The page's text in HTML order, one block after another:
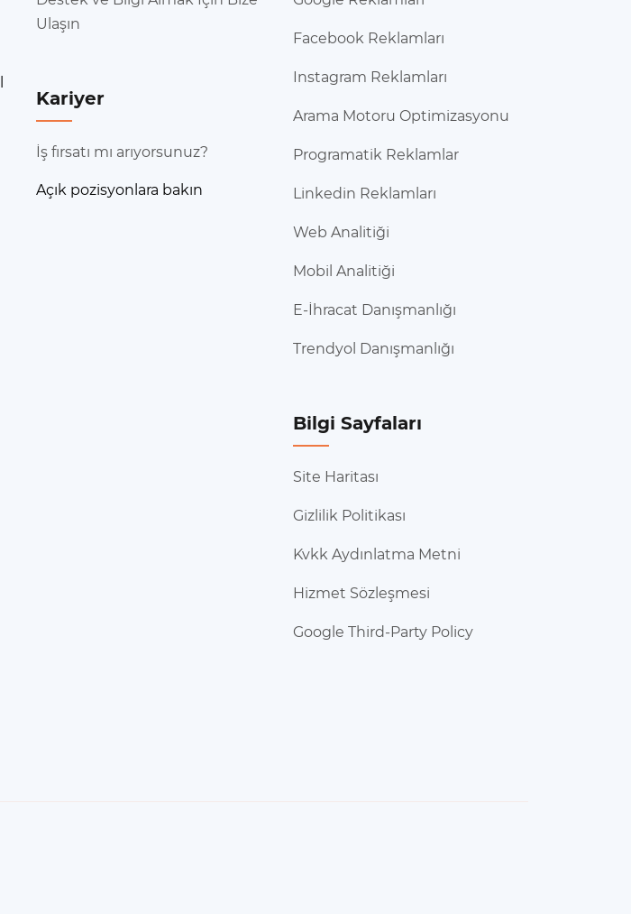
Ulaşın
Kariyer
İş fırsatı mı arıyorsunuz?
Açık pozisyonlara bakın
Facebook Reklamları
Instagram Reklamları
Arama Motoru Optimizasyonu
Programatik Reklamlar
Linkedin Reklamları
Web Analitiği
Mobil Analitiği
E-İhracat Danışmanlığı
Trendyol Danışmanlığı
Bilgi Sayfaları
Site Haritası
Gizlilik Politikası
Kvkk Aydınlatma Metni
Hizmet Sözleşmesi
Google Third-Party Policy